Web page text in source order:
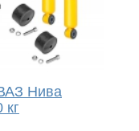
Нива